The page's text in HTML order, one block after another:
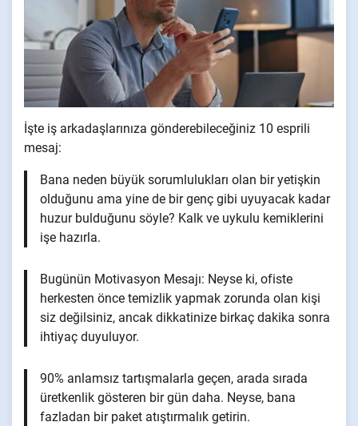
İşte iş arkadaşlarınıza gönderebileceğiniz 10 esprili
mesaj:
Bana neden büyük sorumlulukları olan bir yetişkin
olduğunu ama yine de bir genç gibi uyuyacak kadar
huzur bulduğunu söyle? Kalk ve uykulu kemiklerini
işe hazırla.
Bugünün Motivasyon Mesajı: Neyse ki, ofiste
herkesten önce temizlik yapmak zorunda olan kişi
siz değilsiniz, ancak dikkatinize birkaç dakika sonra
ihtiyaç duyuluyor.
90% anlamsız tartışmalarla geçen, arada sırada
üretkenlik gösteren bir gün daha. Neyse, bana
fazladan bir paket atıştırmalık getirin.